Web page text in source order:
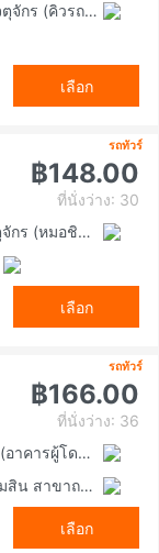
สถานีเดินรถโดยสารขนาดเล็ก จตุจักร (คิวรถตู้หมอชิต 2)
เลือก
รถทัวร์
฿148.00
ที่นั่งว่าง: 30
สถานีขนส่งผู้โดยสารกรุงเทพ จตุจักร (หมอชิต2)
เลือก
รถทัวร์
฿166.00
ที่นั่งว่าง: 36
จุดจอดท่าอากาศยานสุวรรณภูมิ (อาคารผู้โดยสารขาเข้า ชั้น 1 ประตู 8)
จุดจอดจอมเทียน (ติดธนาคารออมสิน สาขาถนนทัพพระยา)
เลือก